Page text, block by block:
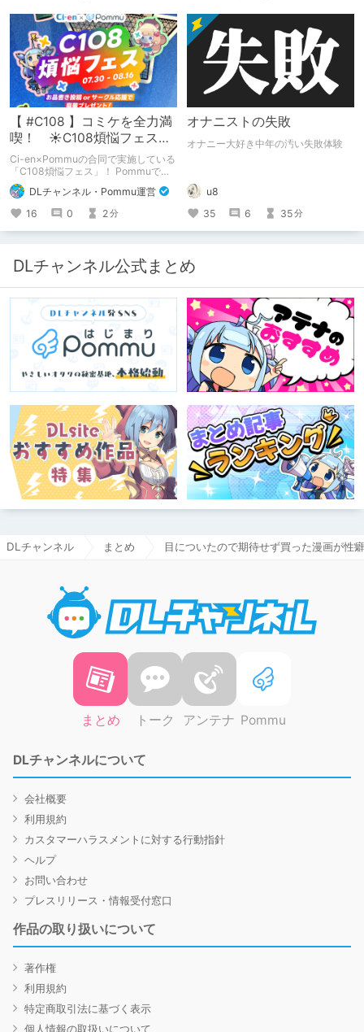
【 #C108 】コミケを全力満
喫！ ☀C108煩悩フェス☀
Pommu版のご案内
Ci-en×Pommuの合同で実施している
「C108煩悩フェス」！ Pommuでの
参加方法について、改めてこちらでも
ご案内いたします！
DLチャンネル・Pommu運営
16
0 2分
オナニストの失敗
オナニー大好き中年の汚い失敗体験
u8
35
6 35分
DLチャンネル公式まとめ
DLチャンネル まとめ 目についたので期待せず買った漫画が性
まとめ トーク アンテナ Pommu
DLチャンネルについて
会社概要
利用規約
カスタマーハラスメントに対する行動指針
ヘルプ
お問い合わせ
プレスリリース・情報受付窓口
作品の取り扱いについて
著作権
利用規約
特定商取引法に基づく表示
個人情報の取扱いについて